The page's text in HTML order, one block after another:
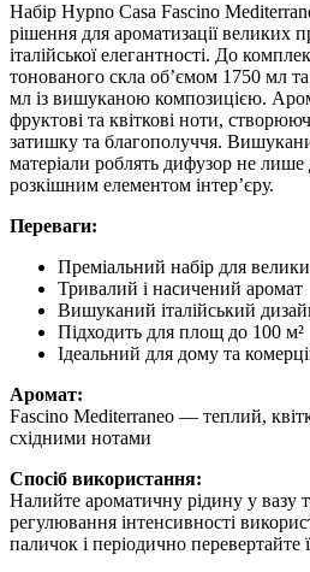
Набір Hypno Casa Fascino
рішення для ароматизації великих
італійської елегантності. До
тонованого скла об’ємом 1750 мл
мл із вишуканою композицією.
фруктові та квіткові ноти,
затишку та благополуччя.
матеріали роблять дифузор не
розкішним елементом інтер’єру.
Переваги:
Преміальний набір для
Тривалий і насичений аромат
Вишуканий італійський
Підходить для площ до 100 м²
Ідеальний для дому та
Аромат:
Fascino Mediterraneo — теплий,
східними нотами
Спосіб використання:
Налийте ароматичну рідину у вазу
регулювання інтенсивності
паличок і періодично перевертайте